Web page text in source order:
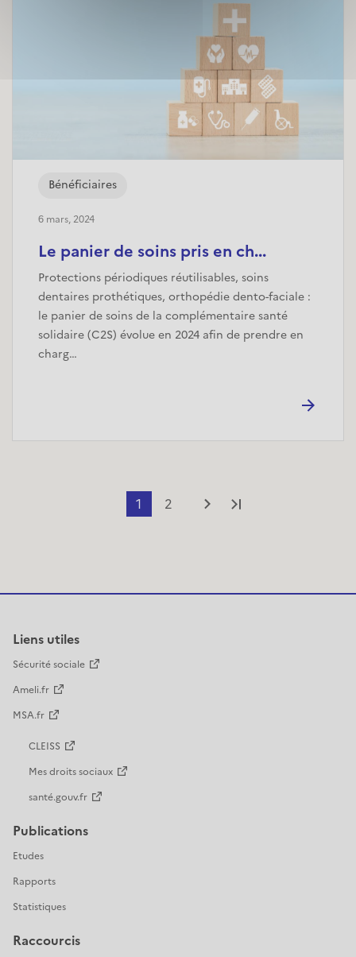
Bénéficiaires
6 mars, 2024
Le panier de soins pris en ch...
Protections périodiques réutilisables, soins
dentaires prothétiques, orthopédie dento-faciale :
le panier de soins de la complémentaire santé
solidaire (C2S) évolue en 2024 afin de prendre en
charg…
1 2 Page suivante
Liens utiles
Sécurité sociale
Ameli.fr
MSA.fr
CLEISS
Mes droits sociaux
santé.gouv.fr
Publications
Etudes
Rapports
Statistiques
Raccourcis